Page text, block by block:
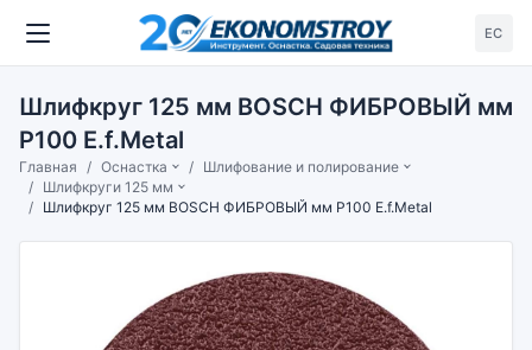
ЕС
Шлифкруг 125 мм BOSCH ФИБРОВЫЙ мм
P100 E.f.Metal
Главная Оснастка
Шлифование и полирование
Шлифкруги 125 мм
Шлифкруг 125 мм BOSCH ФИБРОВЫЙ мм P100 E.f.Metal